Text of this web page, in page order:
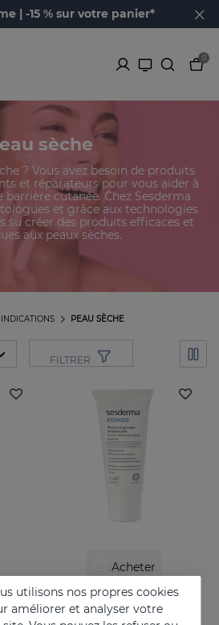
| -15 % sur votre panier*
0
sèche
? Vous avez besoin de produits
et réparateurs pour vous aider à
cutanée. Chez Sesderma
et grâce aux technologies
su créer des produits efficaces et
aux peaux sèches.
PEAU SÈCHE
INDICATIONS
FILTRER
Pour les peaux à tendance topique
Acheter
utilisons nos propres cookies
améliorer et analyser votre